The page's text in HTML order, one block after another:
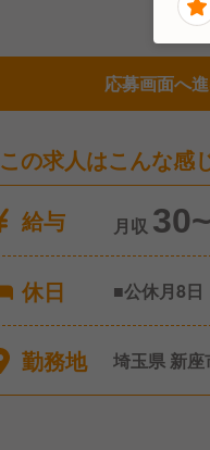
応募画面へ
この求人はこんな感じ
給与
月収
休日
■公休月8日
勤務地 埼玉県 新座